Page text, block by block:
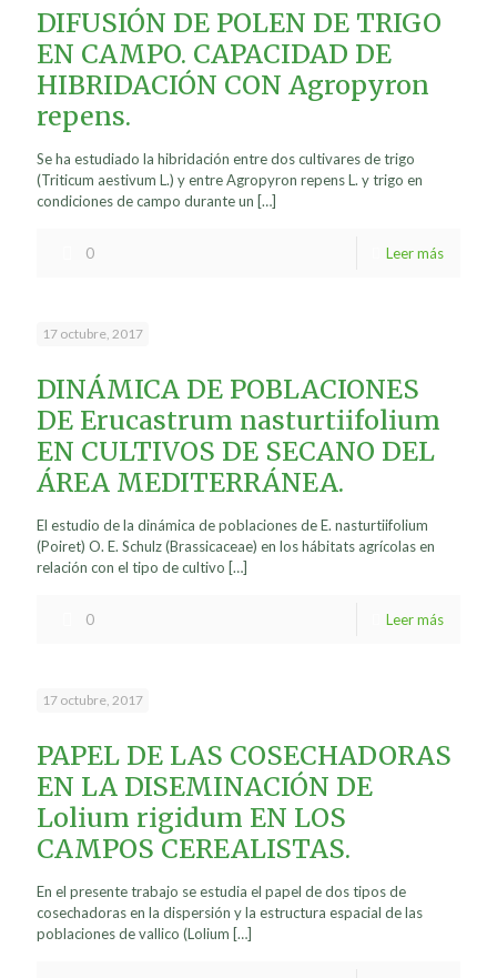
DIFUSIÓN DE POLEN DE TRIGO
EN CAMPO. CAPACIDAD DE
HIBRIDACIÓN CON Agropyron
repens.
Se ha estudiado la hibridación entre dos cultivares de trigo
(Triticum aestivum L.) y entre Agropyron repens L. y trigo en
condiciones de campo durante un […]
0 Leer más
17 octubre, 2017
DINÁMICA DE POBLACIONES
DE Erucastrum nasturtiifolium
EN CULTIVOS DE SECANO DEL
ÁREA MEDITERRÁNEA.
El estudio de la dinámica de poblaciones de E. nasturtiifolium
(Poiret) O. E. Schulz (Brassicaceae) en los hábitats agrícolas en
relación con el tipo de cultivo […]
0 Leer más
17 octubre, 2017
PAPEL DE LAS COSECHADORAS
EN LA DISEMINACIÓN DE
Lolium rigidum EN LOS
CAMPOS CEREALISTAS.
En el presente trabajo se estudia el papel de dos tipos de
cosechadoras en la dispersión y la estructura espacial de las
poblaciones de vallico (Lolium […]